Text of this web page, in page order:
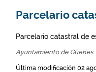
Parcelario
Parcelario catastral de
Ayuntamiento de Güeñes
Última modificación 02